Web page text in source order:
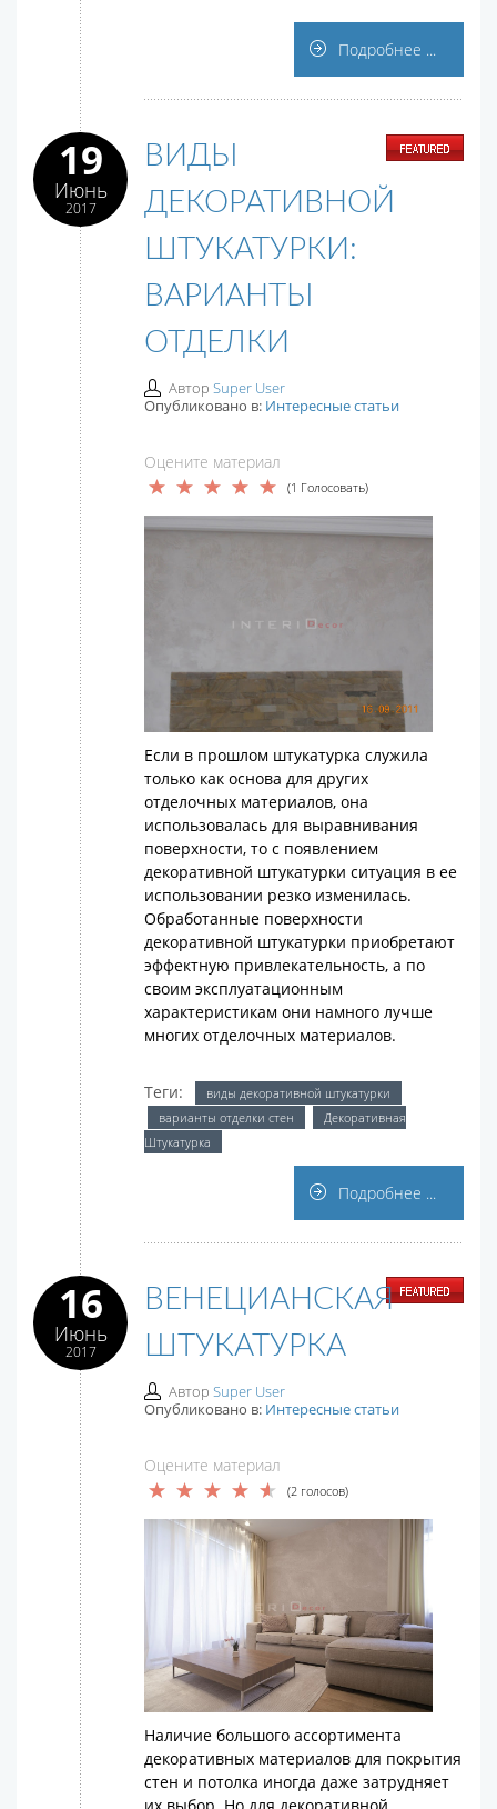
Подробнее ...
19
Июнь
2017
ВИДЫ
ДЕКОРАТИВНОЙ
ШТУКАТУРКИ:
ВАРИАНТЫ
ОТДЕЛКИ
Автор Super User
Опубликовано в: Интересные статьи
Оцените материал
(1 Голосовать)
Если в прошлом штукатурка служила
только как основа для других
отделочных материалов, она
использовалась для выравнивания
поверхности, то с появлением
декоративной штукатурки ситуация в ее
использовании резко изменилась.
Обработанные поверхности
декоративной штукатурки приобретают
эффектную привлекательность, а по
своим эксплуатационным
характеристикам они намного лучше
многих отделочных материалов.
Теги:
виды декоративной штукатурки
варианты отделки стен
Декоративная
Штукатурка
Подробнее ...
16
Июнь
2017
ВЕНЕЦИАНСКАЯ
ШТУКАТУРКА
Автор Super User
Опубликовано в: Интересные статьи
Оцените материал
(2 голосов)
Наличие большого ассортимента
декоративных материалов для покрытия
стен и потолка иногда даже затрудняет